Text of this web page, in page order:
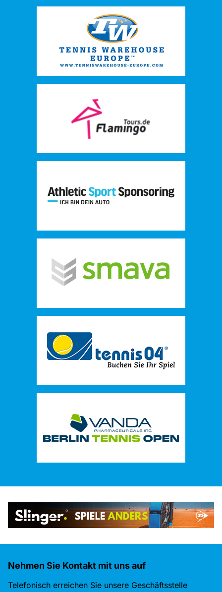
Nehmen Sie Kontakt mit uns auf
Telefonisch erreichen Sie unsere Geschäftsstelle